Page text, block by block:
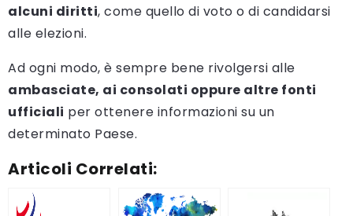
alcuni diritti, come quello di voto o di candidarsi
alle elezioni.
Ad ogni modo, è sempre bene rivolgersi alle
ambasciate, ai consolati oppure altre fonti
ufficiali per ottenere informazioni su un
determinato Paese.
Articoli Correlati: